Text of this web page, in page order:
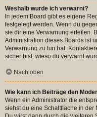
Weshalb wurde ich verwarnt?
In jedem Board gibt es eigene
festgelegt werden. Wenn du
sie dir eine Verwarnung erteilen.
Administration dieses Boards ist
Verwarnung zu tun hat.
sicher bist, wieso du verwarnt
Nach oben
Wie kann ich Beiträge den
Wenn ein Administrator die
siehst du eine Schaltfläche in der